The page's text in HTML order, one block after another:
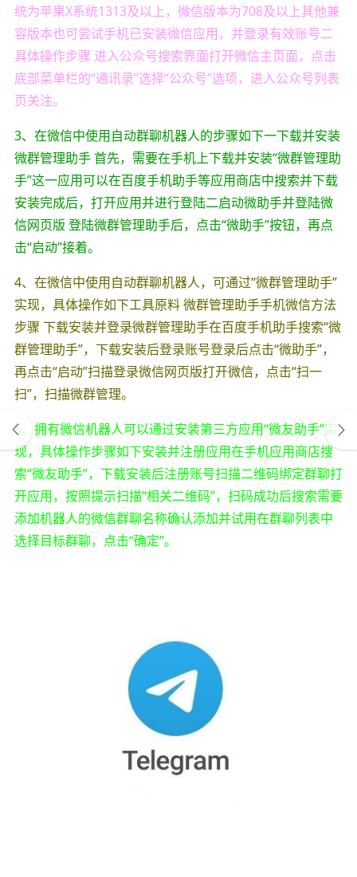
统为苹果X系统1313及以上，微信版本为708及以上其他兼
容版本也可尝试手机已安装微信应用，并登录有效账号二
具体操作步骤 进入公众号搜索界面打开微信主页面，点击
底部菜单栏的“通讯录”选择“公众号”选项，进入公众号列表
页关注。
3、在微信中使用自动群聊机器人的步骤如下一下载并安装
微群管理助手 首先，需要在手机上下载并安装“微群管理助
手”这一应用可以在百度手机助手等应用商店中搜索并下载
安装完成后，打开应用并进行登陆二启动微助手并登陆微
信网页版 登陆微群管理助手后，点击“微助手”按钮，再点
击“启动”接着。
4、在微信中使用自动群聊机器人，可通过“微群管理助手”
实现，具体操作如下工具原料 微群管理助手手机微信方法
步骤 下载安装并登录微群管理助手在百度手机助手搜索“微
群管理助手”，下载安装后登录账号登录后点击“微助手”，
再点击“启动”扫描登录微信网页版打开微信，点击“扫一
扫”，扫描微群管理。
5、拥有微信机器人可以通过安装第三方应用“微友助手”实
现，具体操作步骤如下安装并注册应用在手机应用商店搜
索“微友助手”，下载安装后注册账号扫描二维码绑定群聊打
开应用，按照提示扫描“相关二维码”，扫码成功后搜索需要
添加机器人的微信群聊名称确认添加并试用在群聊列表中
选择目标群聊，点击“确定”。